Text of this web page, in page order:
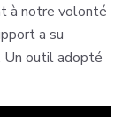
à notre volonté
a su
Un outil adopté